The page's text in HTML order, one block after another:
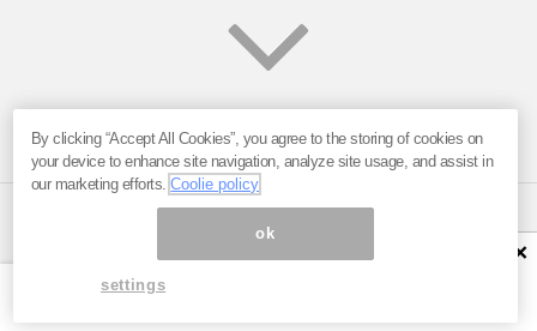
ページ内の商標は全て商標権者に属します。無断転載を禁じます。 ©
まぐまぐ！
×
By clicking “Accept All Cookies”, you agree to the storing of cookies on
your device to enhance site navigation, analyze site usage, and assist in
our marketing efforts.Coolie policy
ok
settings